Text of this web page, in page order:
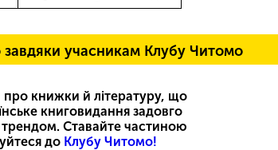
завдяки учасникам Клубу Читомо
книжки й літературу, що
книговидання задовго
трендом. Ставайте частиною
до Клубу Читомо!